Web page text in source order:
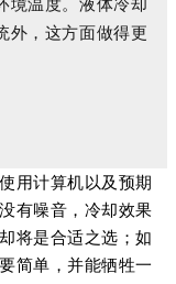
外，这方面做得更
用计算机以及预期
有噪音，冷却效果
将是合适之选；如
简单，并能牺牲一